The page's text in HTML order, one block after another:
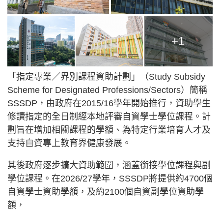
+1
「指定專業／界別課程資助計劃」（Study Subsidy
Scheme for Designated Professions/Sectors）簡稱
SSSDP，由政府在2015/16學年開始推行，資助學生
修讀指定的全日制經本地評審自資學士學位課程。計
劃旨在增加相關課程的學額、為特定行業培育人才及
支持自資專上教育界健康發展。
其後政府逐步擴大資助範圍，涵蓋銜接學位課程與副
學位課程。在2026/27學年，SSSDP將提供約4700個
自資學士資助學額，及約2100個自資副學位資助學
額，